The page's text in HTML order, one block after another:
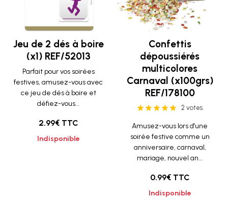
Jeu de 2 dés à boire
(x1) REF/52013
Parfait pour vos soirées
festives, amusez-vous avec
ce jeu de dés à boire et
défiez-vous...
2.99€ TTC
Indisponible
Confettis
dépoussiérés
multicolores
Carnaval (x100grs)
REF/178100
2 votes.
Amusez-vous lors d'une
soirée festive comme un
anniversaire, carnaval,
mariage, nouvel an...
0.99€ TTC
Indisponible